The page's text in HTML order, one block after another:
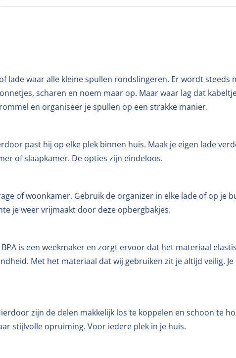
lade waar alle kleine spullen rondslingeren. Er wordt steeds
scharen en noem maar op. Maar waar lag dat
en organiseer je spullen op een strakke manier.
past hij op elke plek binnen huis. Maak je eigen lade
of slaapkamer. De opties zijn eindeloos.
of woonkamer. Gebruik de organizer in elke lade of op je
je weer vrijmaakt door deze opbergbakjes.
is een weekmaker en zorgt ervoor dat het materiaal
Met het materiaal dat wij gebruiken zit je altijd veilig.
zijn de delen makkelijk los te koppelen en schoon te
stijlvolle opruiming. Voor iedere plek in je huis.